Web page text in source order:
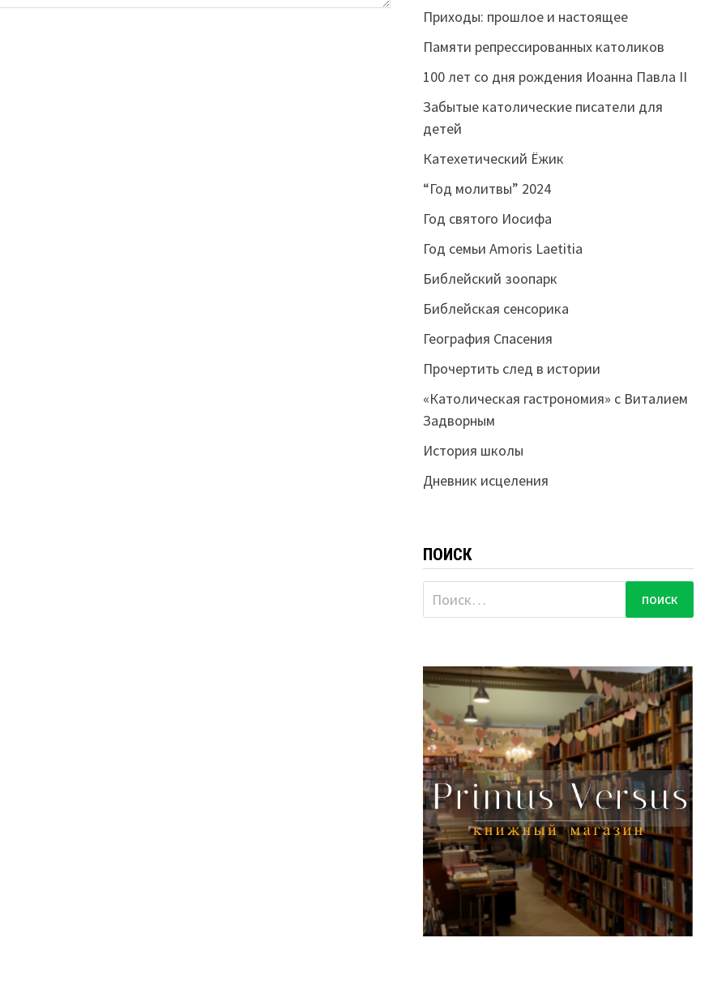
Приходы: прошлое и настоящее
Памяти репрессированных католиков
100 лет со дня рождения Иоанна Павла II
Забытые католические писатели для
детей
Катехетический Ёжик
“Год молитвы” 2024
Год святого Иосифа
Год семьи Amoris Laetitia
Библейский зоопарк
Библейская сенсорика
География Спасения
Прочертить след в истории
«Католическая гастрономия» с Виталием
Задворным
История школы
Дневник исцеления
ПОИСК
Найти: